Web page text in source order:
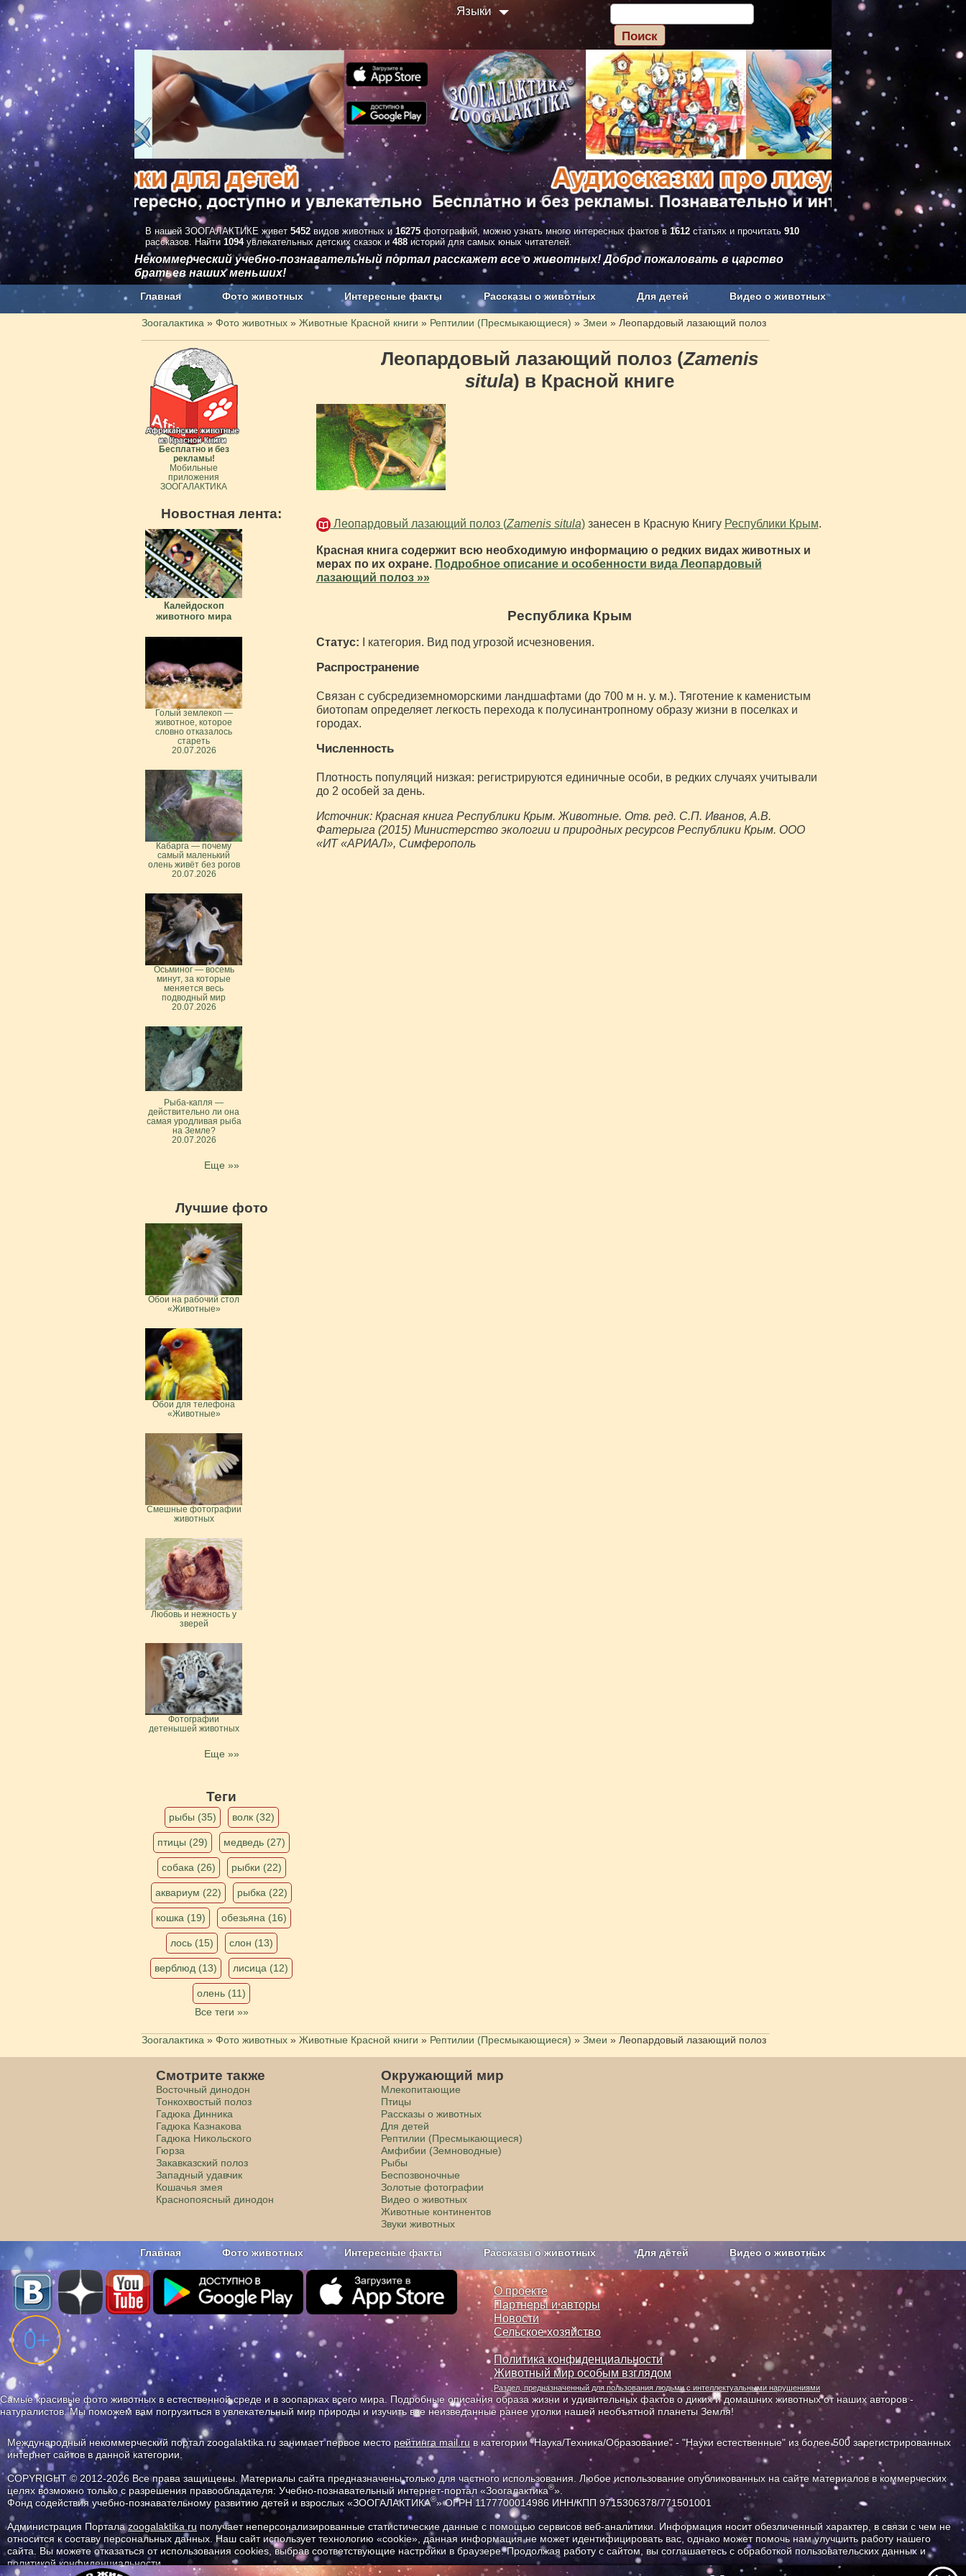
Языки
В нашей ЗООГАЛАКТИКЕ живет 5452 видов животных и 16275 фотографий, можно узнать много интересных фактов в 1612 статьях и прочитать 910
рассказов. Найти 1094увлекательных детских сказок и 488 историй для самых юных читателей.
Некоммерческий учебно-познавательный портал расскажет все о животных! Добро пожаловать в царство
братьев наших меньших!
Главная Фото животных Интересные факты Рассказы о животных Для детей Видео о животных
Наши приложения. Бесплатно и без рекламы О проекте Сельское хозяйство
Зоогалактика » Фото животных » Животные Красной книги » Рептилии (Пресмыкающиеся) » Змеи » Леопардовый лазающий полоз
Леопардовый лазающий полоз (Zamenis
situla) в Красной книге
Леопардовый лазающий полоз (Zamenis situla)занесен в Красную Книгу Республики Крым.
Красная книга содержит всю необходимую информацию о редких видах животных и
мерах по их охране. Подробное описание и особенности вида Леопардовый
лазающий полоз »»
Республика Крым
Статус: I категория. Вид под угрозой исчезновения.
Распространение
Связан с субсредиземноморскими ландшафтами (до 700 м н. у. м.). Тяготение к каменистым
биотопам определяет легкость перехода к полусинантропному образу жизни в поселках и
городах.
Численность
Плотность популяций низкая: регистрируются единичные особи, в редких случаях учитывали
до 2 особей за день.
Источник: Красная книга Республики Крым. Животные. Отв. ред. С.П. Иванов, А.В.
Фатерыга (2015) Министерство экологии и природных ресурсов Республики Крым. ООО
«ИТ «АРИАЛ», Симферополь
Бесплатно и без
рекламы!
Мобильные
приложения
ЗООГАЛАКТИКА
Новостная лента:
Калейдоскоп
животного мира
Голый землекоп —
животное, которое
словно отказалось
стареть
20.07.2026
Кабарга — почему
самый маленький
олень живёт без рогов
20.07.2026
Осьминог — восемь
минут, за которые
меняется весь
подводный мир
20.07.2026
Рыба-капля —
действительно ли она
самая уродливая рыба
на Земле?
20.07.2026
Еще »»
Лучшие фото
Обои на рабочий стол
«Животные»
Обои для телефона
«Животные»
Смешные фотографии
животных
Любовь и нежность у
зверей
Фотографии
детенышей животных
Еще »»
Теги
рыбы (35) волк (32)
птицы (29) медведь (27)
собака (26) рыбки (22)
аквариум (22) рыбка (22)
кошка (19) обезьяна (16)
лось (15) слон (13)
верблюд (13) лисица (12)
олень (11)
Все теги »»
Зоогалактика » Фото животных » Животные Красной книги » Рептилии (Пресмыкающиеся) » Змеи » Леопардовый лазающий полоз
Смотрите также
Восточный динодон
Тонкохвостый полоз
Гадюка Динника
Гадюка Казнакова
Гадюка Никольского
Гюрза
Закавказский полоз
Западный удавчик
Кошачья змея
Краснопоясный динодон
Окружающий мир
Млекопитающие
Птицы
Рассказы о животных
Для детей
Рептилии (Пресмыкающиеся)
Амфибии (Земноводные)
Рыбы
Беспозвоночные
Золотые фотографии
Видео о животных
Животные континентов
Звуки животных
Главная Фото животных Интересные факты Рассказы о животных Для детей Видео о животных
Наши приложения. Бесплатно и без рекламы О проекте Сельское хозяйство
О проекте
Партнеры и авторы
Новости
Сельское хозяйство
Политика конфиденциальности
Животный мир особым взглядом
Раздел, предназначенный для пользования людьми с интеллектуальными нарушениями
Самые красивые фото животных в естественной среде и в зоопарках всего мира. Подробные описания образа жизни и удивительных фактов о диких и домашних животных от наших авторов -
натуралистов. Мы поможем вам погрузиться в увлекательный мир природы и изучить все неизведанные ранее уголки нашей необъятной планеты Земля!
Международный некоммерческий портал zoogalaktika.ru занимает первое место рейтинга mail.ru в категории "Наука/Техника/Образование" - "Науки естественные" из более 500 зарегистрированных
интернет сайтов в данной категории.
COPYRIGHT © 2012-2026 Все права защищены. Материалы сайта предназначены только для частного использования. Любое использование опубликованных на сайте материалов в коммерческих
целях возможно только с разрешения правообладателя: Учебно-познавательный интернет-портал «Зоогалактика®».
Фонд содействия учебно-познавательному развитию детей и взрослых «ЗООГАЛАКТИКА®» ОГРН 1177700014986 ИНН/КПП 9715306378/771501001
Администрация Порталаzoogalaktika.ru получает неперсонализированные статистические данные с помощью сервисов веб-аналитики. Информация носит обезличенный характер, в связи с чем не
относится к составу персональных данных. Наш сайт использует технологию «cookie», данная информация не может идентифицировать вас, однако может помочь нам улучшить работу нашего
сайта. Вы можете отказаться от использования cookies, выбрав соответствующие настройки в браузере. Продолжая работу с сайтом, вы соглашаетесь с обработкой пользовательских данных и
политикой конфиденциальности.